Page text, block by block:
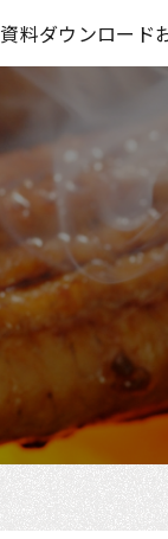
資料ダウンロード